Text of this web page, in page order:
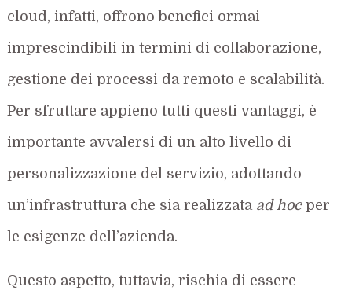
cloud, infatti, offrono benefici ormai
imprescindibili in termini di collaborazione,
gestione dei processi da remoto e scalabilità.
Per sfruttare appieno tutti questi vantaggi, è
importante avvalersi di un alto livello di
personalizzazione del servizio, adottando
un’infrastruttura che sia realizzata ad hocper
le esigenze dell’azienda.
Questo aspetto, tuttavia, rischia di essere